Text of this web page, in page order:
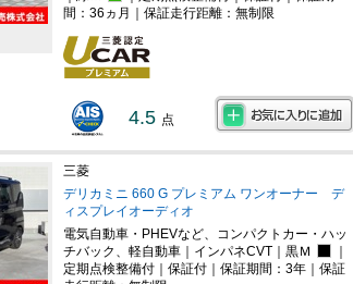
間：36ヵ月｜保証走行距離：無制限
4.5 点
三菱
デリカミニ 660 G プレミアム ワンオーナー デ
ィスプレイオーディオ
電気自動車・PHEVなど、コンパクトカー・ハッ
チバック、軽自動車｜インパネCVT｜黒Ｍ
定期点検整備付｜保証付｜保証期間：3年｜保証